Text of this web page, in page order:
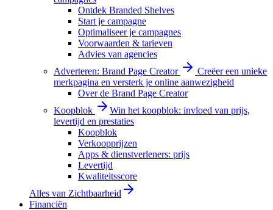
Ontdek Branded Shelves
Start je campagne
Optimaliseer je campagnes
Voorwaarden & tarieven
Advies van agencies
Adverteren: Brand Page Creator
Creëer een unieke
merkpagina en versterk je online aanwezigheid
Over de Brand Page Creator
Koopblok
Win het koopblok: invloed van prijs,
levertijd en prestaties
Koopblok
Verkoopprijzen
Apps & dienstverleners: prijs
Levertijd
Kwaliteitsscore
Alles van Zichtbaarheid
Financiën